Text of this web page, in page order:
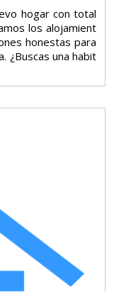
hogar con total
los alojamient
honestas para
¿Buscas una habit